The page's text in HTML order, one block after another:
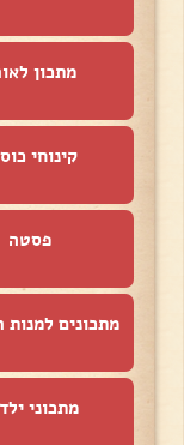
מתכון
קינוחי
פסטה
מתכונים למנות
מתכוני